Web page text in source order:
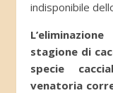
indisponibile
stagione di
specie
venatoria